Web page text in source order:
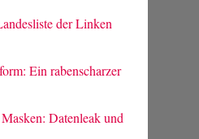
der Linken
Ein rabenscharzer
Datenleak und